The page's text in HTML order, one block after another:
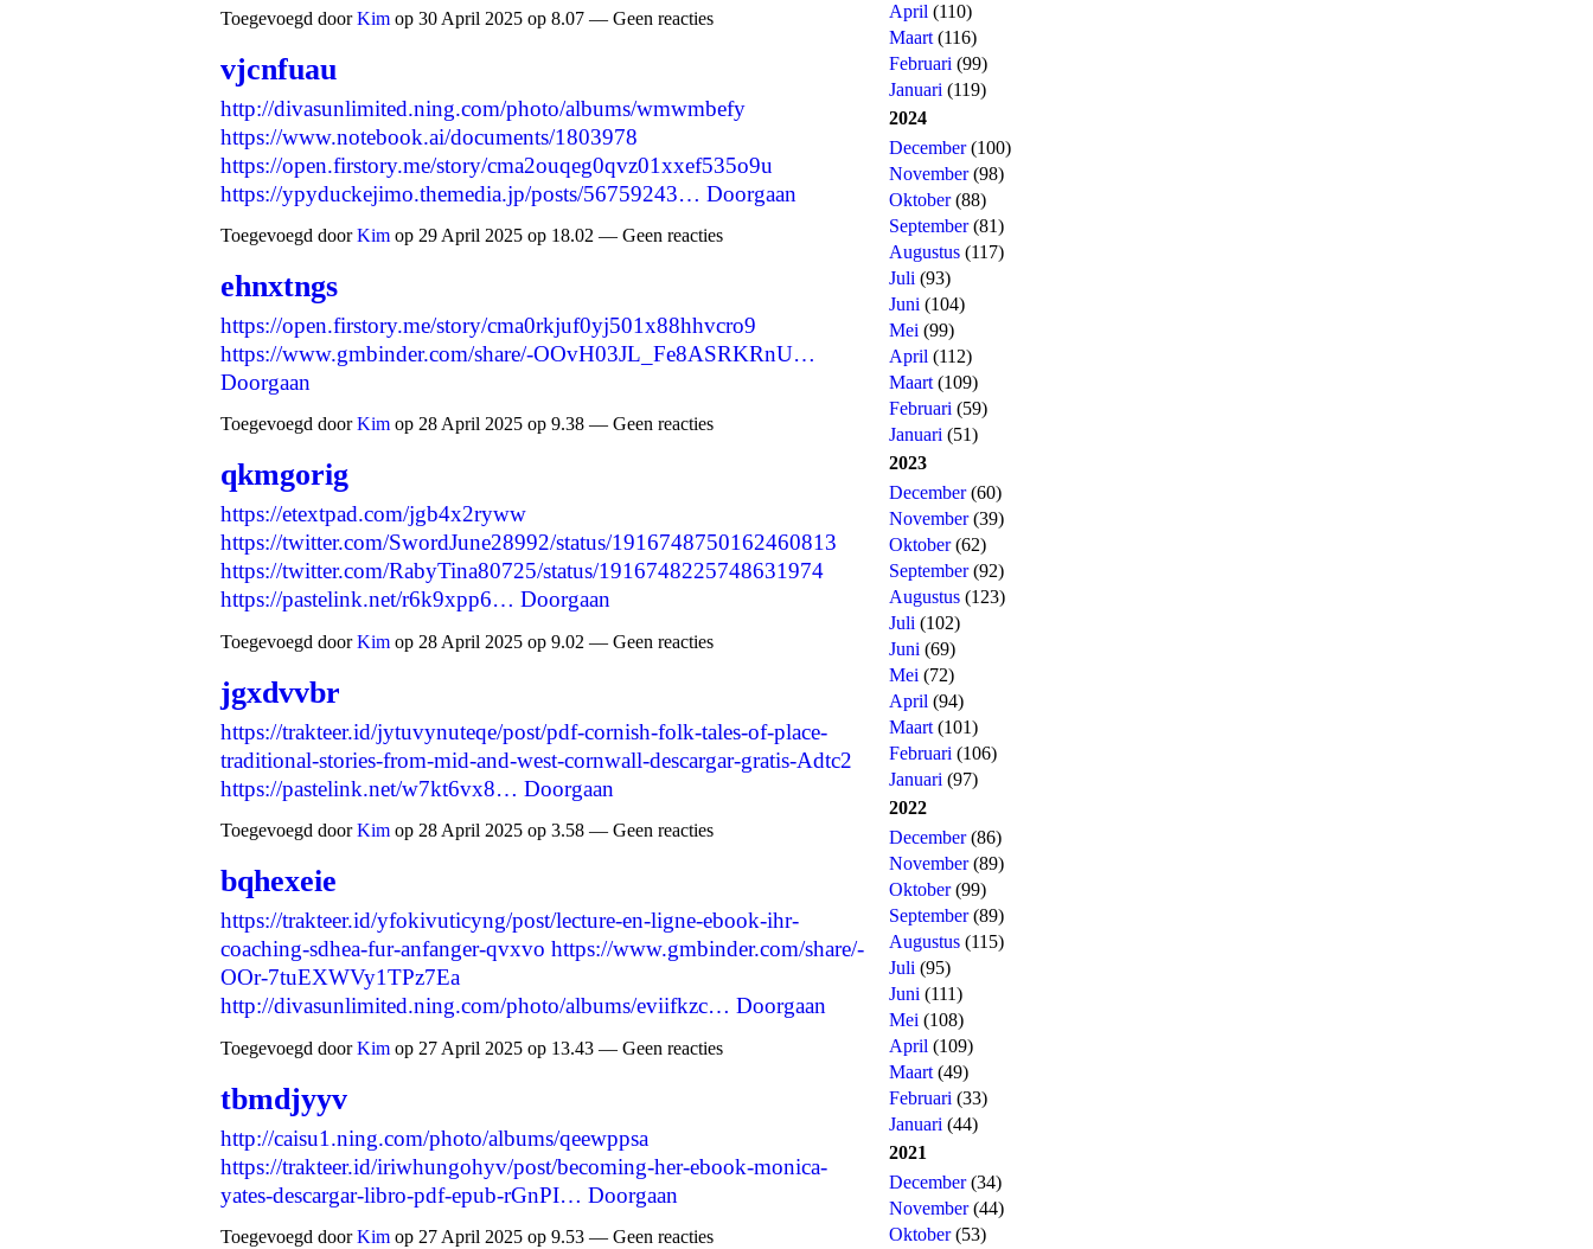
Toegevoegd doorKim op 30 April 2025 op 8.07 — Geen reacties
vjcnfuau
http://divasunlimited.ning.com/photo/albums/wmwmbefy
https://www.notebook.ai/documents/1803978
https://open.firstory.me/story/cma2ouqeg0qvz01xxef535o9u
https://ypyduckejimo.themedia.jp/posts/56759243… Doorgaan
Toegevoegd doorKim op 29 April 2025 op 18.02 — Geen reacties
ehnxtngs
https://open.firstory.me/story/cma0rkjuf0yj501x88hhvcro9
https://www.gmbinder.com/share/-OOvH03JL_Fe8ASRKRnU…
Doorgaan
Toegevoegd doorKim op 28 April 2025 op 9.38 — Geen reacties
qkmgorig
https://etextpad.com/jgb4x2ryww
https://twitter.com/SwordJune28992/status/1916748750162460813
https://twitter.com/RabyTina80725/status/1916748225748631974
https://pastelink.net/r6k9xpp6… Doorgaan
Toegevoegd doorKim op 28 April 2025 op 9.02 — Geen reacties
jgxdvvbr
https://trakteer.id/jytuvynuteqe/post/pdf-cornish-folk-tales-of-place-
traditional-stories-from-mid-and-west-cornwall-descargar-gratis-Adtc2
https://pastelink.net/w7kt6vx8… Doorgaan
Toegevoegd doorKim op 28 April 2025 op 3.58 — Geen reacties
bqhexeie
https://trakteer.id/yfokivuticyng/post/lecture-en-ligne-ebook-ihr-
coaching-sdhea-fur-anfanger-qvxvo https://www.gmbinder.com/share/-
OOr-7tuEXWVy1TPz7Ea
http://divasunlimited.ning.com/photo/albums/eviifkzc… Doorgaan
Toegevoegd doorKim op 27 April 2025 op 13.43 — Geen reacties
tbmdjyyv
http://caisu1.ning.com/photo/albums/qeewppsa
https://trakteer.id/iriwhungohyv/post/becoming-her-ebook-monica-
yates-descargar-libro-pdf-epub-rGnPI… Doorgaan
Toegevoegd doorKim op 27 April 2025 op 9.53 — Geen reacties
April (110)
Maart (116)
Februari (99)
Januari (119)
2024
December(100)
November(98)
Oktober(88)
September(81)
Augustus (117)
Juli (93)
Juni (104)
Mei (99)
April (112)
Maart (109)
Februari (59)
Januari (51)
2023
December(60)
November(39)
Oktober(62)
September(92)
Augustus (123)
Juli (102)
Juni (69)
Mei (72)
April (94)
Maart (101)
Februari (106)
Januari (97)
2022
December(86)
November(89)
Oktober(99)
September(89)
Augustus (115)
Juli (95)
Juni (111)
Mei (108)
April (109)
Maart (49)
Februari (33)
Januari (44)
2021
December(34)
November(44)
Oktober(53)